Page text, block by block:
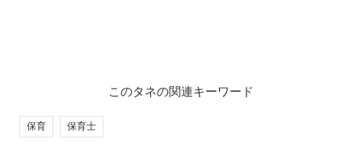
このタネの関連キーワード
保育 保育士